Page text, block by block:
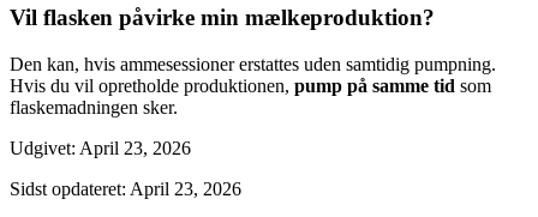
Vil flasken påvirke min mælkeproduktion?
Den kan, hvis ammesessioner erstattes uden samtidig pumpning.
Hvis du vil opretholde produktionen, pump på samme tid som
flaskemadningen sker.
Udgivet: April 23, 2026
Sidst opdateret: April 23, 2026